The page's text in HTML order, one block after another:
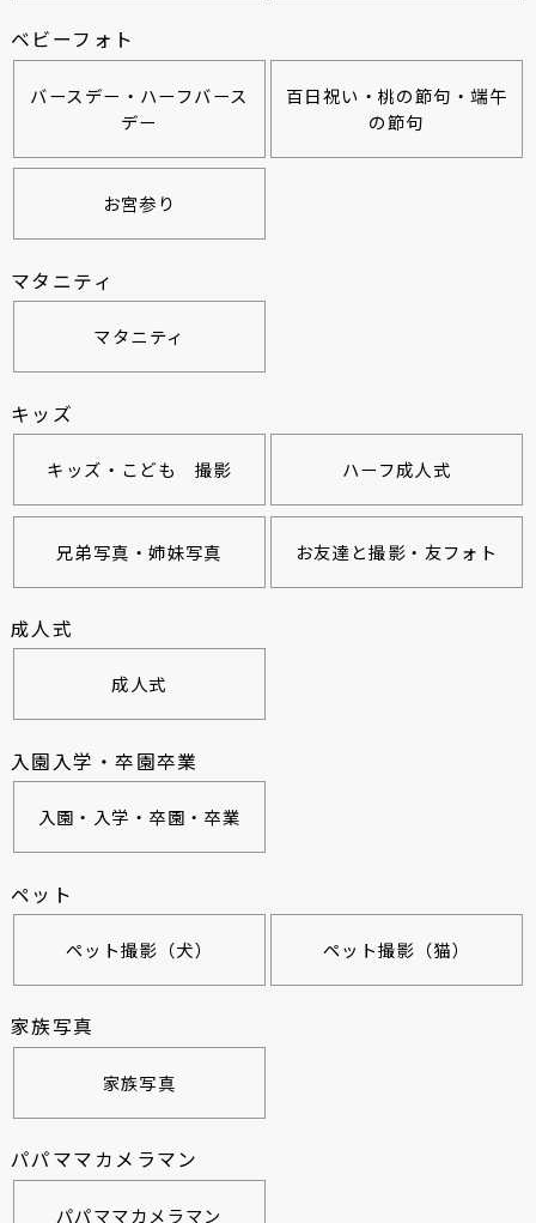
ベビーフォト
バースデー・ハーフバース
デー
百日祝い・桃の節句・端午
の節句
お宮参り
マタニティ
マタニティ
キッズ
キッズ・こども 撮影 ハーフ成人式
兄弟写真・姉妹写真 お友達と撮影・友フォト
成人式
成人式
入園入学・卒園卒業
入園・入学・卒園・卒業
ペット
ペット撮影（犬） ペット撮影（猫）
家族写真
家族写真
パパママカメラマン
パパママカメラマン